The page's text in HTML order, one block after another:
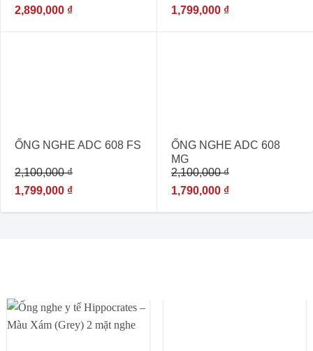
KHOA NHẬP KHẨU]
2,890,000 ₫
1,799,000 ₫
ỐNG NGHE ADC 608 FS
2,100,000₫
1,799,000 ₫
ỐNG NGHE ADC 608
MG
2,100,000₫
1,790,000 ₫